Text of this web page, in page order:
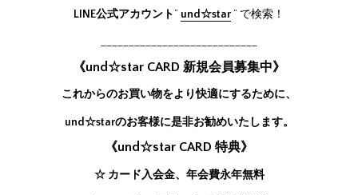
LINE公式アカウント” und☆star” で検索！
《und☆star CARD 新規会員募集中》
これからのお買い物をより快適にするために、
und☆starのお客様に是非お勧めいたします。
《und☆star CARD 特典》
☆ カード入会金、年会費永年無料